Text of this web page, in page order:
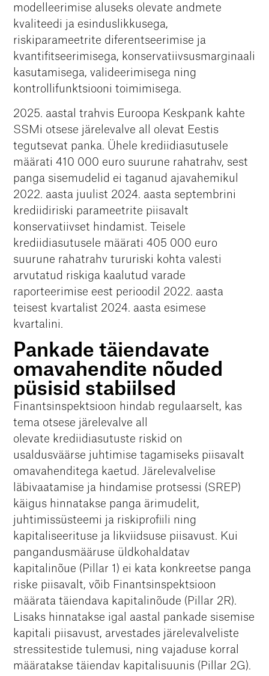
modelleerimise aluseks olevate andmete
kvaliteedi ja esinduslikkusega,
riskiparameetrite diferentseerimise ja
kvantifitseerimisega, konservatiivsusmarginaali
kasutamisega, valideerimisega ning
kontrollifunktsiooni toimimisega.
2025. aastal trahvis Euroopa Keskpank kahte
SSMi otsese järelevalve all olevat Eestis
tegutsevat panka. Ühele krediidiasutusele
määrati 410 000 euro suurune rahatrahv, sest
panga sisemudelid ei taganud ajavahemikul
2022. aasta juulist 2024. aasta septembrini
krediidiriski parameetrite piisavalt
konservatiivset hindamist. Teisele
krediidiasutusele määrati 405 000 euro
suurune rahatrahv tururiski kohta valesti
arvutatud riskiga kaalutud varade
raporteerimise eest perioodil 2022. aasta
teisest kvartalist 2024. aasta esimese
kvartalini.
Pankade täiendavate
omavahendite nõuded
püsisid stabiilsed
Finantsinspektsioon hindab regulaarselt, kas
tema otsese järelevalve all
olevate krediidiasutuste riskid on
usaldusväärse juhtimise tagamiseks piisavalt
omavahenditega kaetud. Järelevalvelise
läbivaatamise ja hindamise protsessi (SREP)
käigus hinnatakse panga ärimudelit,
juhtimissüsteemi ja riskiprofiili ning
kapitaliseerituse ja likviidsuse piisavust. Kui
pangandusmääruse üldkohaldatav
kapitalinõue (Pillar 1) ei kata konkreetse panga
riske piisavalt, võib Finantsinspektsioon
määrata täiendava kapitalinõude (Pillar 2R).
Lisaks hinnatakse igal aastal pankade sisemise
kapitali piisavust, arvestades järelevalveliste
stressitestide tulemusi, ning vajaduse korral
määratakse täiendav kapitalisuunis (Pillar 2G).